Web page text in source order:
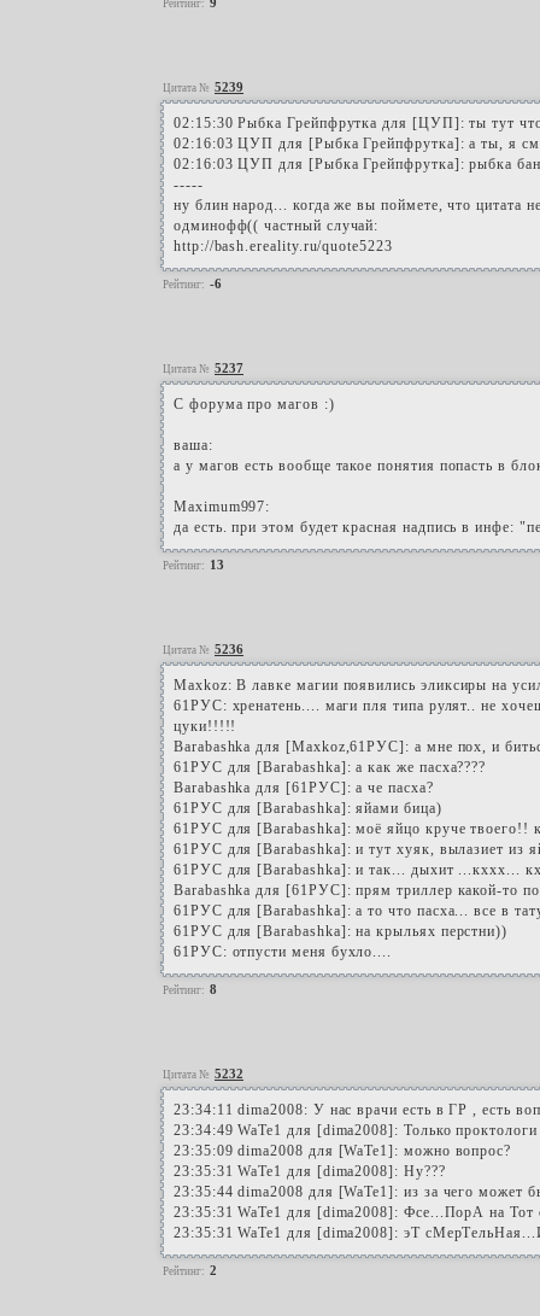
Рейтинг:
Цитата № 5239
02:15:30 Рыбка Грейпфрутка для [ЦУП]: ты тут
02:16:03 ЦУП для [Рыбка Грейпфрутка]: а ты, я
02:16:03 ЦУП для [Рыбка Грейпфрутка]: рыбка
-----
ну блин народ... когда же вы поймете, что цитата
одминофф(( частный случай:
http://bash.ereality.ru/quote5223
Рейтинг: -6
Цитата № 5237
C форума про магов :)
ваша:
а у магов есть вообще такое понятия попасть в
Maximum997:
да есть. при этом будет красная надпись в инфе:
Рейтинг: 13
Цитата № 5236
Maxkoz: В лавке магии появились эликсиры на
61РУС: хренатень.... маги пля типа рулят.. не
цуки!!!!!
Barabashka для [Maxkoz,61РУС]: а мне пох, и
61РУС для [Barabashka]: а как же пасха????
Barabashka для [61РУС]: а че пасха?
61РУС для [Barabashka]: яйами бица)
61РУС для [Barabashka]: моё яйцо круче твоего!!
61РУС для [Barabashka]: и тут хуяк, вылазиет из
61РУС для [Barabashka]: и так... дыхит ...кххх...
Barabashka для [61РУС]: прям триллер какой-то
61РУС для [Barabashka]: а то что пасха... все в
61РУС для [Barabashka]: на крыльях перстни))
61РУС: отпусти меня бухло....
Рейтинг: 8
Цитата № 5232
23:34:11 dima2008: У нас врачи есть в ГР , есть
23:34:49 WaTe1 для [dima2008]: Только проктологи
23:35:09 dima2008 для [WaTe1]: можно вопрос?
23:35:31 WaTe1 для [dima2008]: Ну???
23:35:44 dima2008 для [WaTe1]: из за чего может
23:35:31 WaTe1 для [dima2008]: Фсе...ПорА на Тот
23:35:31 WaTe1 для [dima2008]: эТ
Рейтинг: 2